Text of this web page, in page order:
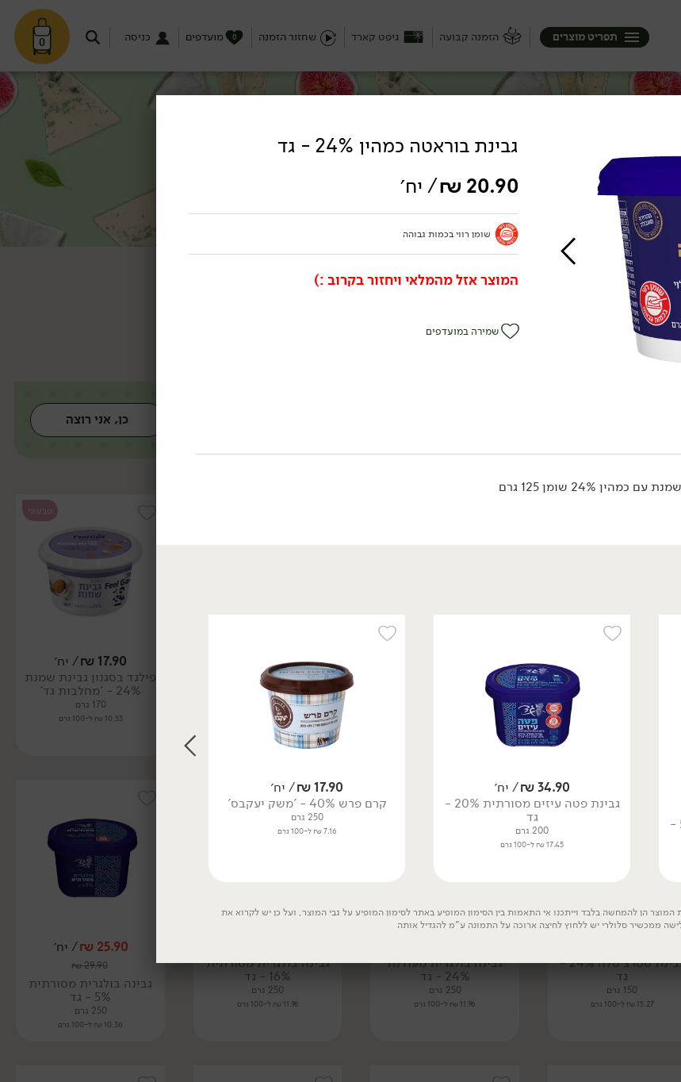
0 הזמנה קבועה גיפט קארד שחזור הזמנה מועדפים 0 כניסה תפריט מוצרים
יכולה להיות קשה או רק חצי ...
בבצרון, ממשק שוורץ בצפון וגם
כן, אני רוצה
פילגד בסגנון גבינת
17.90
₪/ יח׳
פילגד בסגנון שמנת שום
שמיר 24% - 'מחלבות גד'
170 גרם
10.53 ₪ ל-100 גרם
טבעוני
17.90
₪/ יח׳
פילגד בסגנון גבינת שמנת
24% - 'מחלבות גד'
170 גרם
10.53 ₪ ל-100 גרם
גבינת סטרצ'טלה 24% -
גד
150 גרם
15.27 ₪ ל-100 גרם
גבינה בולגרית מעודנת
24% - גד
250 גרם
11.96 ₪ ל-100 גרם
גבינה בולגרית מסורתית
16% - גד
250 גרם
11.96 ₪ ל-100 גרם
25.90
₪/ יח׳
29.90
₪
גבינה בולגרית מסורתית
5% - גד
250 גרם
10.36 ₪ ל-100 גרם
גבינת בוראטה כמהין 24% - גד
20.90
₪/ יח׳
שומן רווי בכמות גבוהה
המוצר אזל מהמלאי ויחזור בקרוב :)
שמירה במועדפים
בוראטה כמהין גבינת מוצרלה במילוי שמנת עם כמהין 24% שומן 125 גרם
גבינת לאבנה שמן זית וזעתר 5% -
34.90
₪/ יח׳
גבינת פטה עיזים מסורתית 20% -
גד
200 גרם
17.45 ₪ ל-100 גרם
17.90
₪/ יח׳
קרם פרש 40% - 'משק יעקבס'
250 גרם
7.16 ₪ ל-100 גרם
שוורץ'
250 גרם
15.16 ₪ ל-100 גרם
הן להמחשה בלבד וייתכנו אי התאמות בין הסימון המופיע באתר לסימון המופיע על גבי המוצר, ועל כן יש לקרוא את
ממכשיר סלולרי יש ללחוץ לחיצה ארוכה על התמונה ע"מ להגדיל אותה